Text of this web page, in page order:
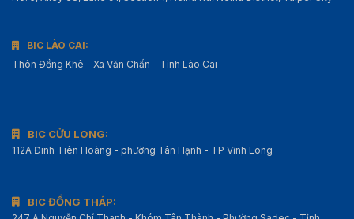
BIC LÀO CAI:
Thôn Đồng Khê - Xã Văn Chấn - Tỉnh Lào Cai
BIC CỬU LONG:
112A Đinh Tiên Hoàng - phường Tân Hạnh - TP Vĩnh Long
BIC ĐỒNG THÁP: